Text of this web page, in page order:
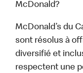
McDonald?
McDonald’s du
sont résolus à
diversifié et
respectent une